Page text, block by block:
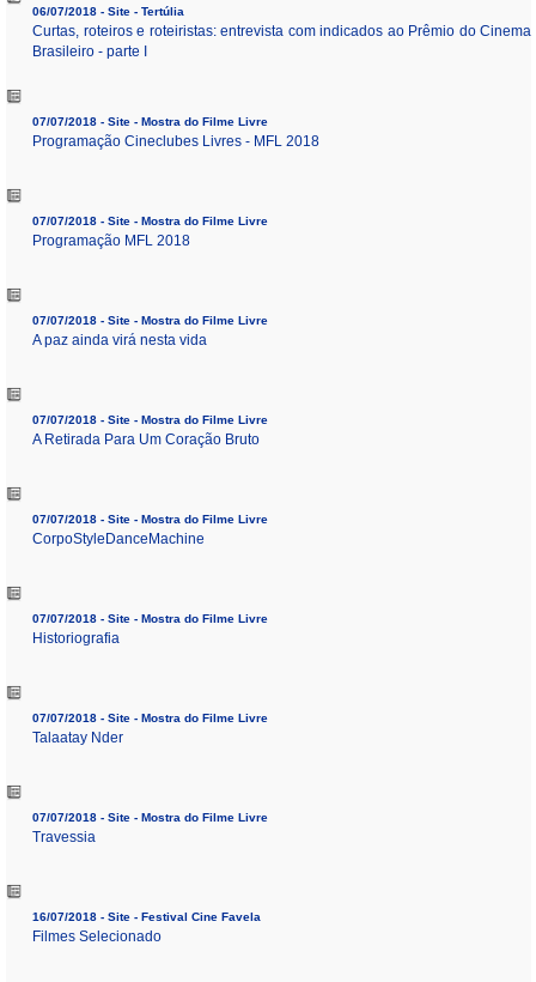
06/07/2018 - Site - Tertúlia
Curtas, roteiros e roteiristas: entrevista com indicados ao Prêmio do Cinema
Brasileiro - parte I
07/07/2018 - Site - Mostra do Filme Livre
Programação Cineclubes Livres - MFL 2018
07/07/2018 - Site - Mostra do Filme Livre
Programação MFL 2018
07/07/2018 - Site - Mostra do Filme Livre
A paz ainda virá nesta vida
07/07/2018 - Site - Mostra do Filme Livre
A Retirada Para Um Coração Bruto
07/07/2018 - Site - Mostra do Filme Livre
CorpoStyleDanceMachine
07/07/2018 - Site - Mostra do Filme Livre
Historiografia
07/07/2018 - Site - Mostra do Filme Livre
Talaatay Nder
07/07/2018 - Site - Mostra do Filme Livre
Travessia
16/07/2018 - Site - Festival Cine Favela
Filmes Selecionado